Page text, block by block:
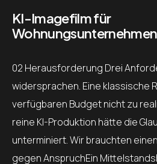
KI-Imagefilm für
02 Heraus­forderung Drei
widersprachen. Eine klassische
verfügbaren Budget nicht zu
reine KI-Produktion hätte die
unterminiert. Wir brauchten
gegen AnspruchEin